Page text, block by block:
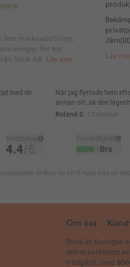
Läs
i min trädgård,
i rabatterna
inte marknadsföring,
för hur
Stick AB.
Läs mer
Om oss
Stick är Sveriges
störst sortiment
trädgård, med